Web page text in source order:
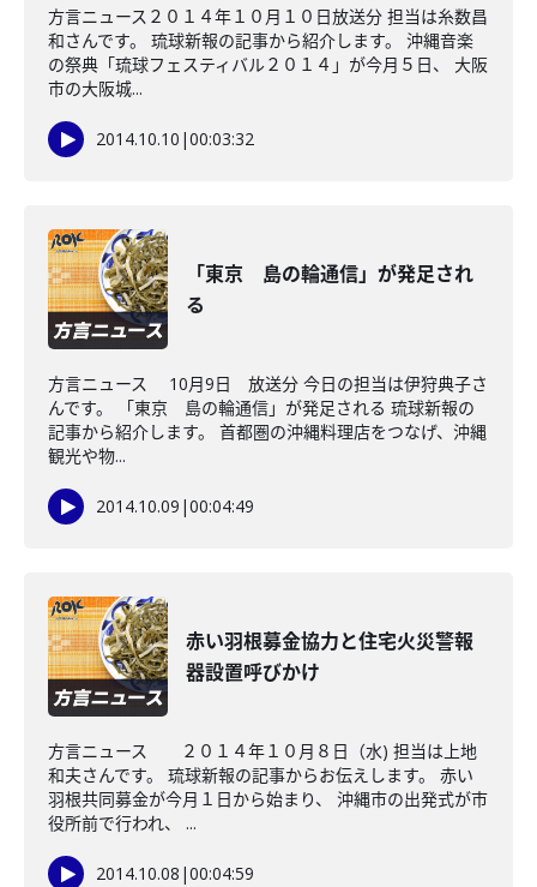
方言ニュース２０１４年１０月１０日放送分 担当は糸数昌
和さんです。 琉球新報の記事から紹介します。 沖縄音楽
の祭典「琉球フェスティバル２０１４」が今月５日、 大阪
市の大阪城...
2014.10.10 |00:03:32
「東京 島の輪通信」が発足され
る
方言ニュース 10月9日 放送分 今日の担当は伊狩典子さ
んです。 「東京 島の輪通信」が発足される 琉球新報の
記事から紹介します。 首都圏の沖縄料理店をつなげ、沖縄
観光や物...
2014.10.09 |00:04:49
赤い羽根募金協力と住宅火災警報
器設置呼びかけ
方言ニュース ２０１４年１０月８日（水) 担当は上地
和夫さんです。 琉球新報の記事からお伝えします。 赤い
羽根共同募金が今月１日から始まり、 沖縄市の出発式が市
役所前で行われ、 ...
2014.10.08 |00:04:59